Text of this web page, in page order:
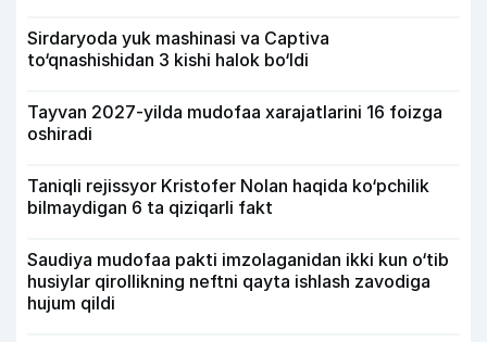
Sirdaryoda yuk mashinasi va Captiva
to‘qnashishidan 3 kishi halok bo‘ldi
Tayvan 2027-yilda mudofaa xarajatlarini 16 foizga
oshiradi
Taniqli rejissyor Kristofer Nolan haqida ko‘pchilik
bilmaydigan 6 ta qiziqarli fakt
Saudiya mudofaa pakti imzolaganidan ikki kun o‘tib
husiylar qirollikning neftni qayta ishlash zavodiga
hujum qildi